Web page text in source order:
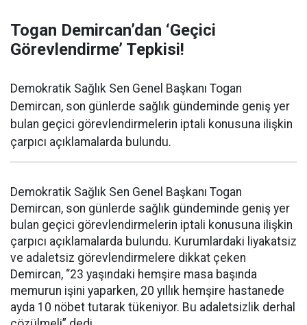
Togan Demircan’dan ‘Geçici
Görevlendirme’ Tepkisi!
Demokratik Sağlık Sen Genel Başkanı Togan
Demircan, son günlerde sağlık gündeminde geniş yer
bulan geçici görevlendirmelerin iptali konusuna ilişkin
çarpıcı açıklamalarda bulundu.
Demokratik Sağlık Sen Genel Başkanı Togan
Demircan, son günlerde sağlık gündeminde geniş yer
bulan geçici görevlendirmelerin iptali konusuna ilişkin
çarpıcı açıklamalarda bulundu. Kurumlardaki liyakatsiz
ve adaletsiz görevlendirmelere dikkat çeken
Demircan, “23 yaşındaki hemşire masa başında
memurun işini yaparken, 20 yıllık hemşire hastanede
ayda 10 nöbet tutarak tükeniyor. Bu adaletsizlik derhal